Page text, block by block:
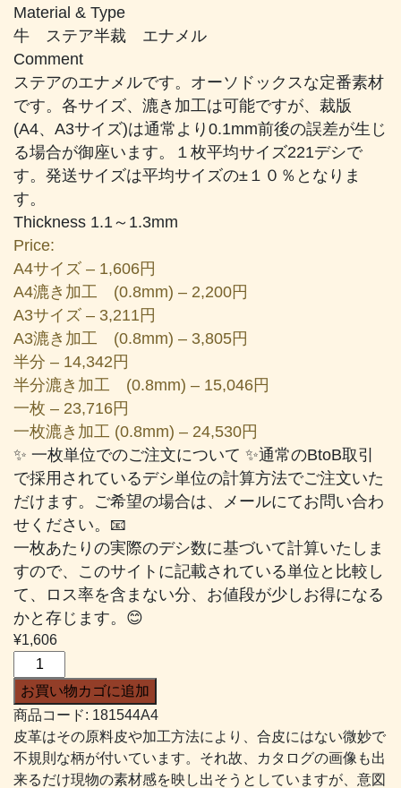
¥1,606
¥24,530
Material & Type
牛 ステア半裁 エナメル
Comment
ステアのエナメルです。オーソドックスな定番素材
です。各サイズ、漉き加工は可能ですが、裁版
(A4、A3サイズ)は通常より0.1mm前後の誤差が生じ
る場合が御座います。１枚平均サイズ221デシで
す。発送サイズは平均サイズの±１０％となりま
す。
Thickness 1.1～1.3mm
Price:
A4サイズ – 1,606円
A4漉き加工 (0.8mm) – 2,200円
A3サイズ – 3,211円
A3漉き加工 (0.8mm) – 3,805円
半分 – 14,342円
半分漉き加工 (0.8mm) – 15,046円
一枚 – 23,716円
一枚漉き加工 (0.8mm) – 24,530円
✨ 一枚単位でのご注文について ✨通常のBtoB取引
で採用されているデシ単位の計算方法でご注文いた
だけます。ご希望の場合は、メールにてお問い合わ
せください。📧
一枚あたりの実際のデシ数に基づいて計算いたしま
すので、このサイトに記載されている単位と比較し
て、ロス率を含まない分、お値段が少しお得になる
かと存じます。😊
¥1,606
ナ
メ
ル
#544
黒
お買い物カゴに追加
商品コード: 181544A4
皮革はその原料皮や加工方法により、合皮にはない微妙で
不規則な柄が付いています。それ故、カタログの画像も出
来るだけ現物の素材感を映し出そうとしていますが、意図